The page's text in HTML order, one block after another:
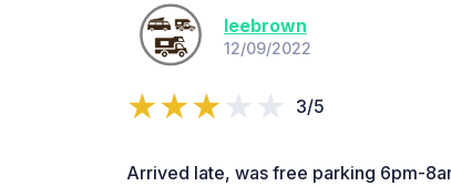
leebrown
12/09/2022
3/5
Arrived late, was free parking 6pm-